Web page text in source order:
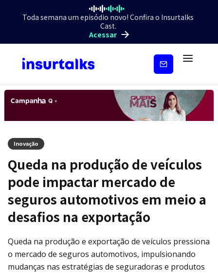
Toda semana um episódio novo! Confira o Insurtalks
Cast.
Acessar
Inscreva-
Inovação
Queda na produção de veículos
pode impactar mercado de
seguros automotivos em meio a
desafios na exportação
Queda na produção e exportação de veículos pressiona
o mercado de seguros automotivos, impulsionando
mudanças nas estratégias de seguradoras e produtos